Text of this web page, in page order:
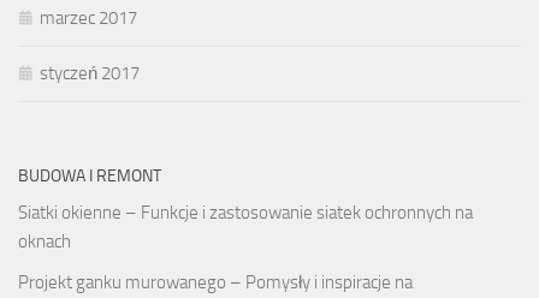
marzec 2017
styczeń 2017
BUDOWA I REMONT
Siatki okienne – Funkcje i zastosowanie siatek ochronnych na
oknach
Projekt ganku murowanego – Pomysły i inspiracje na